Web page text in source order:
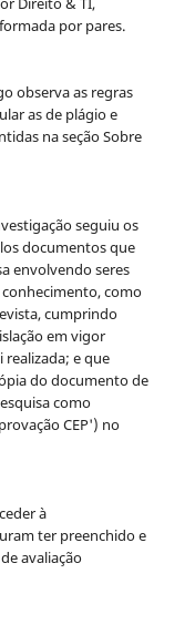
por pares.
observa as regras
as de plágio e
na seção Sobre
seguiu os
documentos que
envolvendo seres
como
cumprindo
em vigor
realizada; e que
do documento de
como
CEP') no
à
ter preenchido e
avaliação